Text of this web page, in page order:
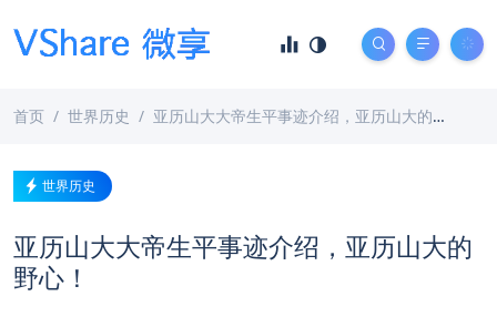
首页 世界历史 亚历山大大帝生平事迹介绍，亚历山大的野心！
世界历史
亚历山大大帝生平事迹介绍，亚历山大的
野心！